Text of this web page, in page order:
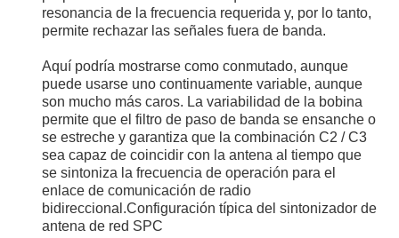
resonancia de la frecuencia requerida y, por lo tanto,
permite rechazar las señales fuera de banda.
Aquí podría mostrarse como conmutado, aunque
puede usarse uno continuamente variable, aunque
son mucho más caros. La variabilidad de la bobina
permite que el filtro de paso de banda se ensanche o
se estreche y garantiza que la combinación C2 / C3
sea capaz de coincidir con la antena al tiempo que
se sintoniza la frecuencia de operación para el
enlace de comunicación de radio
bidireccional.Configuración típica del sintonizador de
antena de red SPC